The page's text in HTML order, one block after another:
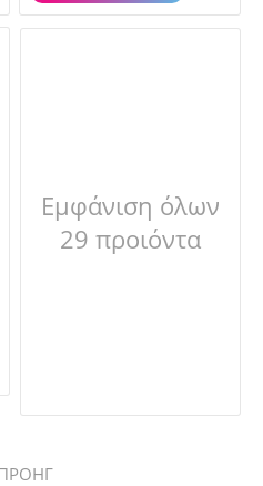
Εμφάνιση όλων
29 προιόντα